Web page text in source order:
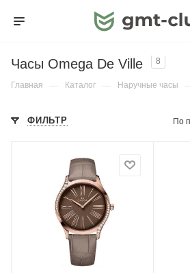
Часы Omega De Ville 8
Главная — Каталог — Наручные часы
ФИЛЬТР По